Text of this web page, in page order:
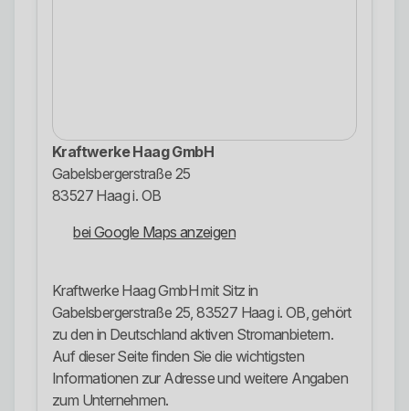
Kraftwerke Haag GmbH
Gabelsbergerstraße 25
83527 Haag i. OB
bei Google Maps anzeigen
Kraftwerke Haag GmbH mit Sitz in
Gabelsbergerstraße 25, 83527 Haag i. OB, gehört
zu den in Deutschland aktiven Stromanbietern.
Auf dieser Seite finden Sie die wichtigsten
Informationen zur Adresse und weitere Angaben
zum Unternehmen.